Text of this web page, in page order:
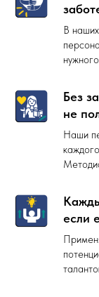
В
Без
не
Наши
если